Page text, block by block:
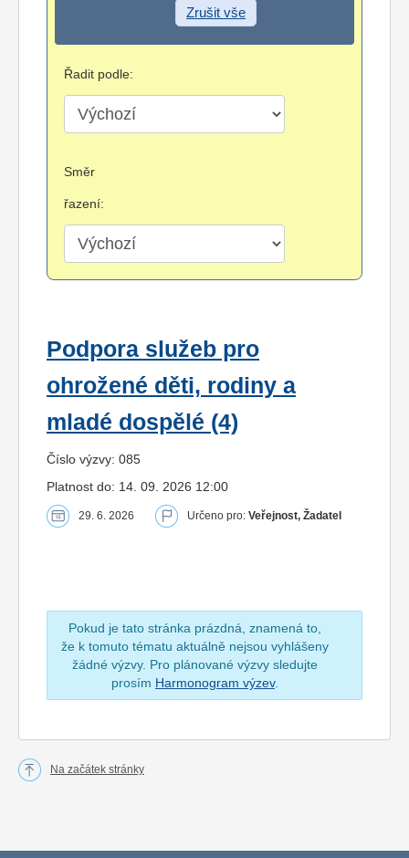
Zrušit vše
Řadit podle:
Směr
řazení:
Podpora služeb pro
ohrožené děti, rodiny a
mladé dospělé (4)
Číslo výzvy: 085
Platnost do: 14. 09. 2026 12:00
29. 6. 2026 Určeno pro: Veřejnost, Žadatel
Pokud je tato stránka prázdná, znamená to,
že k tomuto tématu aktuálně nejsou vyhlášeny
žádné výzvy. Pro plánované výzvy sledujte
prosím Harmonogram výzev.
Na začátek stránky